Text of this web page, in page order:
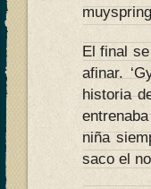
El final
afinar.
historia
niña
saco el